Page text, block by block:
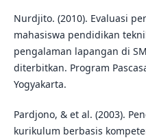
Nurdjito. (2010). Evaluasi
mahasiswa pendidikan
pengalaman lapangan di
diterbitkan. Program
Yogyakarta.
Pardjono, & et al. (2003).
kurikulum berbasis